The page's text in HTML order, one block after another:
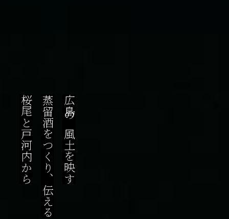
広島の風土を映す
蒸留酒をつくり、伝える
桜尾と戸河内から